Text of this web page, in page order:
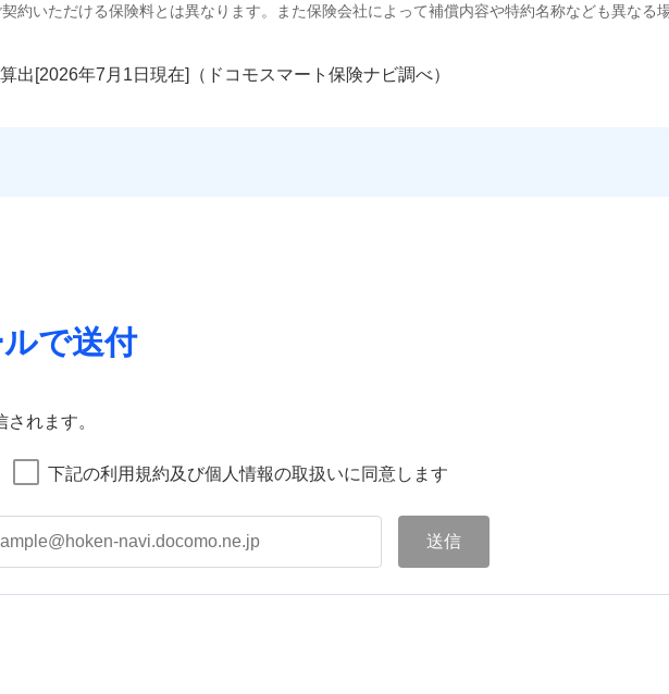
約いただける保険料とは異なります。また保険会社によって補償内容や特約名称なども異なる
出[ 年 月 日現在]（ドコモスマート保険ナビ調べ）
で送付
れます。
下記の利用規約及び個人情報の取扱いに同意します